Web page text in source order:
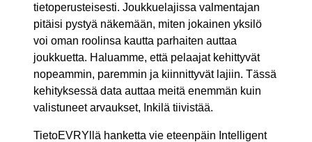
tietoperusteisesti. Joukkuelajissa valmentajan
pitäisi pystyä näkemään, miten jokainen yksilö
voi oman roolinsa kautta parhaiten auttaa
joukkuetta. Haluamme, että pelaajat kehittyvät
nopeammin, paremmin ja kiinnittyvät lajiin. Tässä
kehityksessä data auttaa meitä enemmän kuin
valistuneet arvaukset, Inkilä tiivistää.
TietoEVRYllä hanketta vie eteenpäin Intelligent